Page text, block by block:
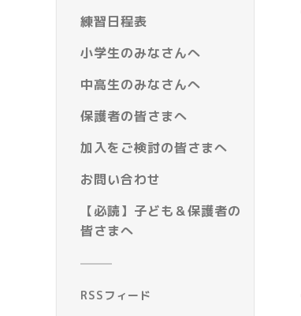
練習日程表
小学生のみなさんへ
中高生のみなさんへ
保護者の皆さまへ
加入をご検討の皆さまへ
お問い合わせ
【必読】子ども＆保護者の
皆さまへ
RSSフィード